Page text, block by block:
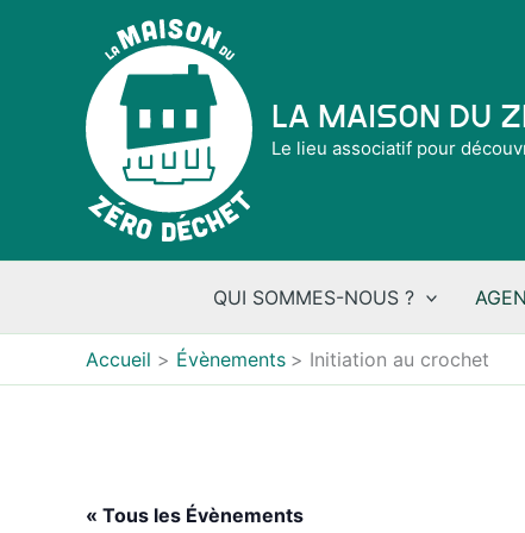
La Maison du
Le lieu associatif pour
QUI SOMMES-NOUS ?
Accueil Évènements Initiation au crochet
« Tous les Évènements